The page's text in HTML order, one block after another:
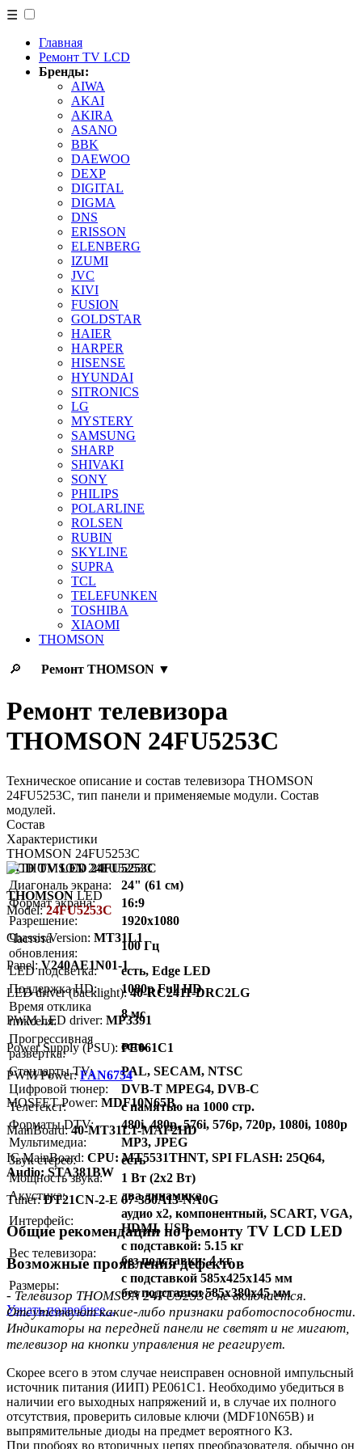
☰
Главная
Ремонт TV LCD
Бренды:
AIWA
AKAI
AKIRA
ASANO
BBK
DAEWOO
DEXP
DIGITAL
DIGMA
DNS
ERISSON
ELENBERG
IZUMI
JVC
KIVI
FUSION
GOLDSTAR
HAIER
HARPER
HISENSE
HYUNDAI
SITRONICS
LG
MYSTERY
SAMSUNG
SHARP
SHIVAKI
SONY
PHILIPS
POLARLINE
ROLSEN
RUBIN
SKYLINE
SUPRA
TCL
TELEFUNKEN
TOSHIBA
XIAOMI
THOMSON
🔎 Ремонт THOMSON ▼
Ремонт телевизора
THOMSON 24FU5253C
Техническое описание и состав телевизора THOMSON
24FU5253C, тип панели и применяемые модули. Состав
модулей.
Состав
Характеристики
THOMSON 24FU5253C
LCD TV LED 24FU5253C
Диагональ экрана:
24" (61 см)
Формат экрана:
16:9
Разрешение:
1920x1080
Частота
обновления:
100 Гц
LED подсветка:
есть, Edge LED
Поддержка HD:
1080p Full HD
Время отклика
пикселя:
8 мс
Прогрессивная
развёртка:
есть
Стандарты TV:
PAL, SECAM, NTSC
Цифровой тюнер:
DVB-T MPEG4, DVB-C
Телетекст:
с памятью на 1000 стр.
Форматы DTV:
480i, 480p, 576i, 576p, 720p, 1080i, 1080p
Мультимедиа:
MP3, JPEG
Звук стерео:
есть
Мощность звука:
1 Вт (2x2 Вт)
Акустика:
два динамика
Интерфейс:
аудио x2, компонентный, SCART, VGA,
HDMI, USB
Вес телевизора:
с подставкой: 5.15 кг
без подставки: 4 кг
Размеры:
с подставкой 585x425x145 мм
без подставки 585x380x45 мм
Узнать подробнее...
THOMSON LED
Model:24FU5253C
Chassis/Version: MT31L1
Panel: V240AE1N01-1
LED driver (backlight):40-RC2411-DRC2LG
PWM LED driver: MP3391
Power Supply (PSU): PE061C1
PWM Power:FAN6754
MOSFET Power: MDF10N65B
MainBoard:40-MT31L1-MAF2HD
IC MainBoard: CPU: MT5531THNT, SPI FLASH: 25Q64,
Audio: STA381BW
Тuner:DT21CN-2-E 07-350AI3-NA0G
Общие рекомендации по ремонту TV LCD LED
Возможные проявления дефектов
- Телевизор THOMSON 24FU5253C не включается.
Отсутствуют какие-либо признаки работоспособности.
Индикаторы на передней панели не светят и не мигают,
телевизор на кнопки управления не реагирует.
Скорее всего в этом случае неисправен основной импульсный
источник питания (ИИП) PE061C1. Необходимо убедиться в
наличии его выходных напряжений и, в случае их полного
отсутствия, проверить силовые ключи (MDF10N65B) и
выпрямительные диоды на предмет вероятного КЗ.
При пробоях во вторичных цепях преобразователя, обычно он